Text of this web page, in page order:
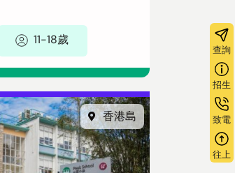
查詢
招生
致電
往上
11-18歲
香港島